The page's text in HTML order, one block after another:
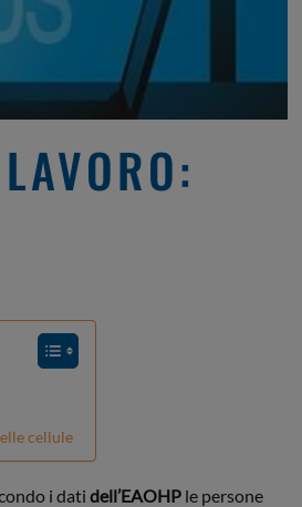
cellule
i dati dell’EAOHP le persone